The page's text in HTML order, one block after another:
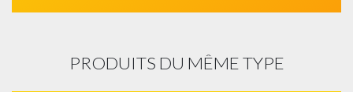
PRODUITS DU MÊME TYPE